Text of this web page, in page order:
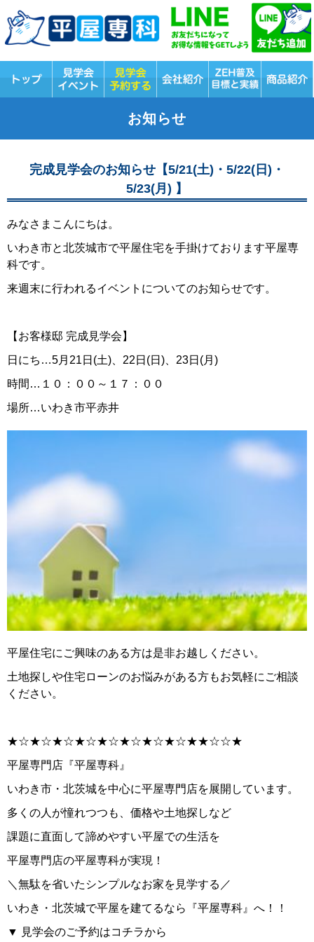
お知らせ
完成見学会のお知らせ【5/21(土)・5/22(日)・
5/23(月) 】
みなさまこんにちは。
いわき市と北茨城市で平屋住宅を手掛けております平屋専
科です。
来週末に行われるイベントについてのお知らせです。
【お客様邸 完成見学会】
日にち…5月21日(土)、22日(日)、23日(月)
時間…１０：００～１７：００
場所…いわき市平赤井
平屋住宅にご興味のある方は是非お越しください。
土地探しや住宅ローンのお悩みがある方もお気軽にご相談
ください。
★☆★☆★☆★☆★☆★☆★☆★☆★★☆☆★
平屋専門店『平屋専科』
いわき市・北茨城を中心に平屋専門店を展開しています。
多くの人が憧れつつも、価格や土地探しなど
課題に直面して諦めやすい平屋での生活を
平屋専門店の平屋専科が実現！
＼無駄を省いたシンプルなお家を見学する／
いわき・北茨城で平屋を建てるなら『平屋専科』へ！！
▼ 見学会のご予約はコチラから